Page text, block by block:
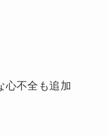
心不全も追加